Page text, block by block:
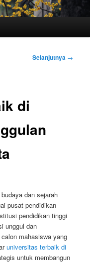
Selanjutnya →
di
dan sejarah
pusat pendidikan
pendidikan tinggi
unggul dan
mahasiswa yang
universitas terbaik di
untuk membangun